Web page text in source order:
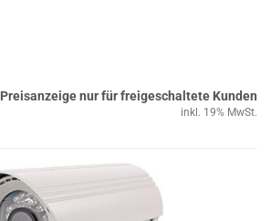
Preisanzeige nur für freigeschaltete Kunden
inkl. 19% MwSt.